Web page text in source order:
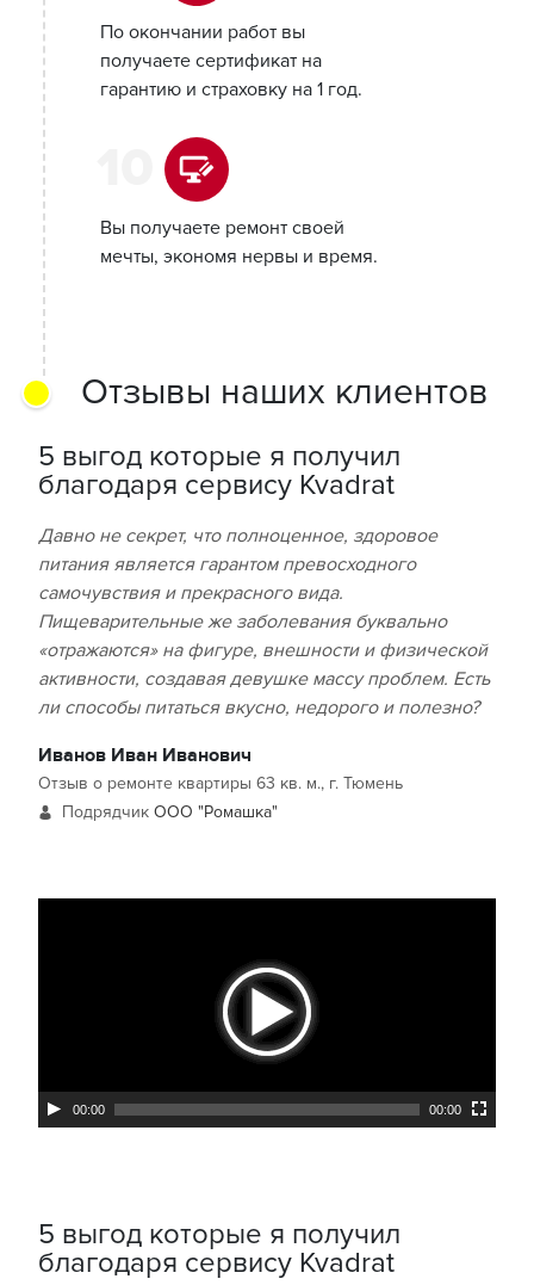
По окончании работ вы
получаете сертификат на
гарантию и страховку на 1 год.
Вы получаете ремонт своей
мечты, экономя нервы и время.
Отзывы наших клиентов
5 выгод которые я получил
благодаря сервису Kvadrat
Давно не секрет, что полноценное, здоровое
питания является гарантом превосходного
самочувствия и прекрасного вида.
Пищеварительные же заболевания буквально
«отражаются» на фигуре, внешности и физической
активности, создавая девушке массу проблем. Есть
ли способы питаться вкусно, недорого и полезно?
Иванов Иван Иванович
Отзыв о ремонте квартиры 63 кв. м., г. Тюмень
Подрядчик ООО "Ромашка"
00:00 00:00
5 выгод которые я получил
благодаря сервису Kvadrat